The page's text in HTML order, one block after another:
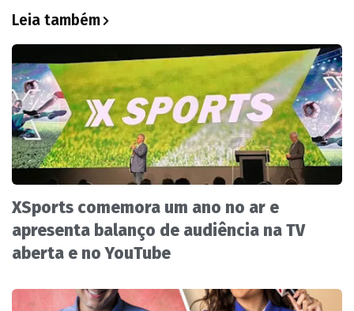
Leia também
XSports comemora um ano no ar e
apresenta balanço de audiência na TV
aberta e no YouTube